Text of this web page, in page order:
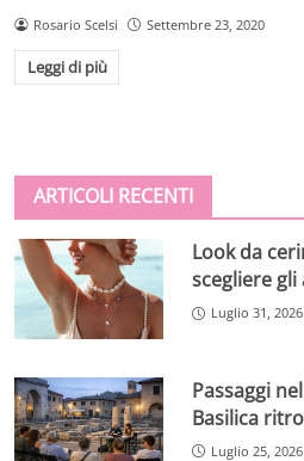
Rosario Scelsi Settembre 23, 2020
Leggi di più
ARTICOLI RECENTI
Look da
scegliere
Luglio 31, 2026
Passaggi
Basilica
Luglio 25, 2026